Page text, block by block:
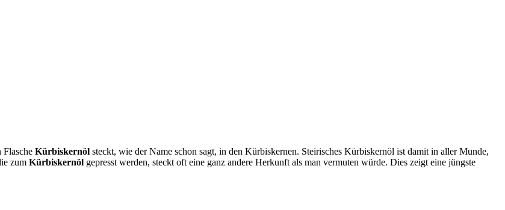
Flasche Kürbiskernöl steckt, wie der Name schon sagt, in den Kürbiskernen. Steirisches Kürbiskernöl ist damit in aller Munde,
zum Kürbiskernöl gepresst werden, steckt oft eine ganz andere Herkunft als man vermuten würde. Dies zeigt eine jüngste